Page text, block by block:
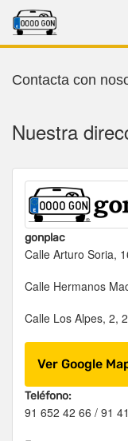
Contacta con
Contacta con
Nuestra
gonplac
Calle Arturo Soria,
Calle Hermanos
Calle Los Alpes, 2,
Ver Google
Teléfono:
91 652 42 66 / 91